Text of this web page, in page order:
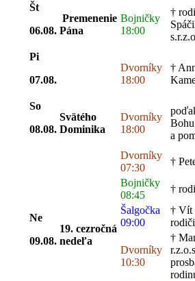
Št
06.08.
Premenenie
Pána
Bojničky
18:00
†
Pi
07.08.
Dvorníky
18:00
†
So
08.08.
Svätého
Dominika
Dvorníky
18:00
a
Ne
09.08.
19. cezročná
nedeľa
Dvorníky
07:30
†
Bojničky
08:45
†
Šalgočka
09:00
† Vít
Dvorníky
10:30
†